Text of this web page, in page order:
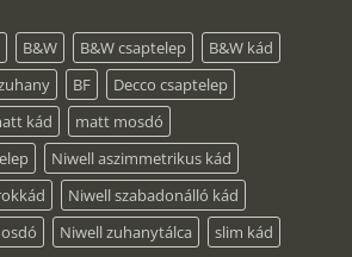
B&W B&W csaptelep
B&W kád
BF
Decco csaptelep
kád
matt mosdó
Niwell aszimmetrikus kád
Niwell szabadonálló kád
Niwell zuhanytálca
slim kád